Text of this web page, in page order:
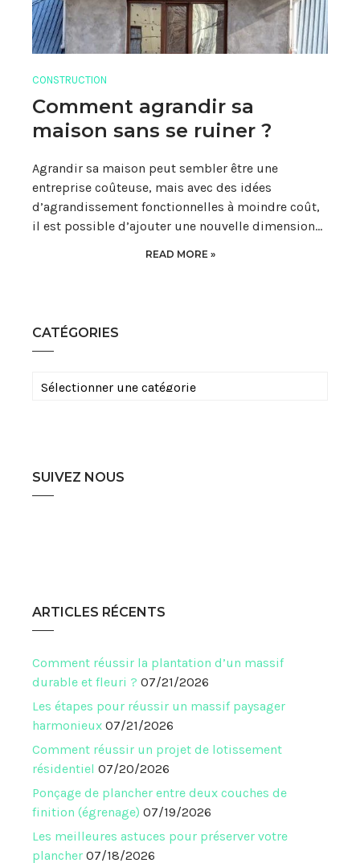
CONSTRUCTION
Comment agrandir sa
maison sans se ruiner ?
Agrandir sa maison peut sembler être une
entreprise coûteuse, mais avec des idées
d’agrandissement fonctionnelles à moindre coût,
il est possible d’ajouter une nouvelle dimension…
READ MORE »
CATÉGORIES
Catégories
SUIVEZ NOUS
ARTICLES RÉCENTS
Comment réussir la plantation d’un massif
durable et fleuri ? 07/21/2026
Les étapes pour réussir un massif paysager
harmonieux 07/21/2026
Comment réussir un projet de lotissement
résidentiel 07/20/2026
Ponçage de plancher entre deux couches de
finition (égrenage) 07/19/2026
Les meilleures astuces pour préserver votre
plancher 07/18/2026